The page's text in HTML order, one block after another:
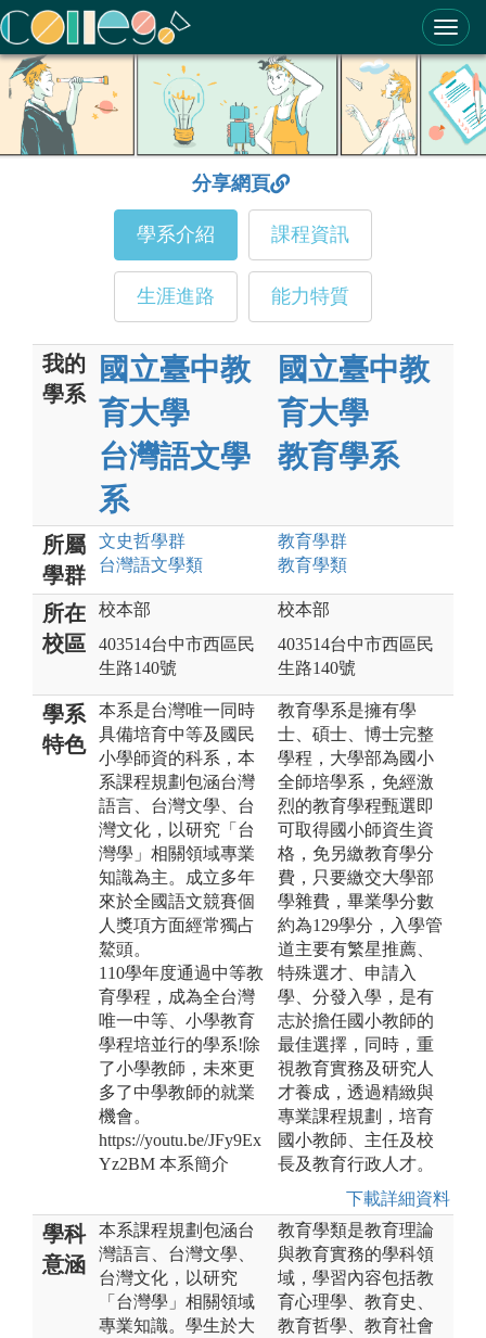
ColleGo! 大學選才與高中育才輔助系統
分享網頁
學系介紹 課程資訊
生涯進路 能力特質
我的
學系
國立臺中教
育大學
台灣語文學
系
國立臺中教
育大學
教育學系
所屬
學群
文史哲學群
台灣語文學類
教育學群
教育學類
所在
校區
校本部
403514台中市西區民
生路140號
校本部
403514台中市西區民
生路140號
學系
特色
本系是台灣唯一同時
具備培育中等及國民
小學師資的科系，本
系課程規劃包涵台灣
語言、台灣文學、台
灣文化，以研究「台
灣學」相關領域專業
知識為主。成立多年
來於全國語文競賽個
人獎項方面經常獨占
鰲頭。
110學年度通過中等教
育學程，成為全台灣
唯一中等、小學教育
學程培並行的學系!除
了小學教師，未來更
多了中學教師的就業
機會。
https://youtu.be/JFy9Ex
Yz2BM 本系簡介
教育學系是擁有學
士、碩士、博士完整
學程，大學部為國小
全師培學系，免經激
烈的教育學程甄選即
可取得國小師資生資
格，免另繳教育學分
費，只要繳交大學部
學雜費，畢業學分數
約為129學分，入學管
道主要有繁星推薦、
特殊選才、申請入
學、分發入學，是有
志於擔任國小教師的
最佳選擇，同時，重
視教育實務及研究人
才養成，透過精緻與
專業課程規劃，培育
國小教師、主任及校
長及教育行政人才。
下載詳細資料
學科
意涵
本系課程規劃包涵台
灣語言、台灣文學、
台灣文化，以研究
「台灣學」相關領域
專業知識。學生於大
教育學類是教育理論
與教育實務的學科領
域，學習內容包括教
育心理學、教育史、
教育哲學、教育社會